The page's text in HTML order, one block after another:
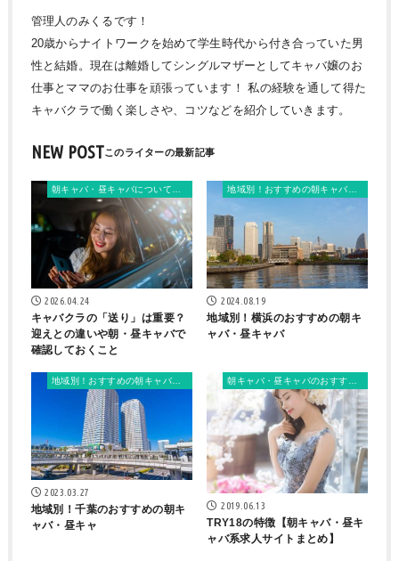
管理人のみくるです！
20歳からナイトワークを始めて学生時代から付き合っていた男
性と結婚。現在は離婚してシングルマザーとしてキャバ嬢のお
仕事とママのお仕事を頑張っています！ 私の経験を通して得た
キャバクラで働く楽しさや、コツなどを紹介していきます。
NEW POST
2026.04.24
キャバクラの「送り」は重要？
迎えとの違いや朝・昼キャバで
確認しておくこと
2024.08.19
地域別！横浜のおすすめの朝キ
ャバ・昼キャバ
2023.03.27
地域別！千葉のおすすめの朝キ
ャバ・昼キャ
2019.06.13
TRY18の特徴【朝キャバ・昼キ
ャバ系求人サイトまとめ】